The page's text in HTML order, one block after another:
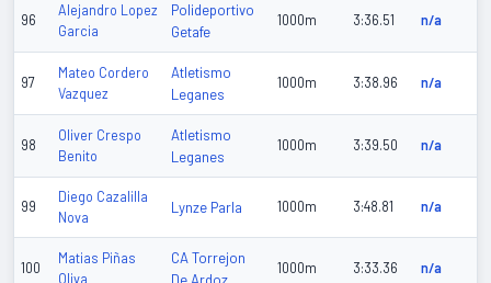
96
Alejandro Lopez
Garcia
Polideportivo
Getafe
1000m 3:36.51 n/a
97
Mateo Cordero
Vazquez
Atletismo
Leganes
1000m 3:38.96 n/a
98
Oliver Crespo
Benito
Atletismo
Leganes
1000m 3:39.50 n/a
99
Diego Cazalilla
Nova
Lynze Parla 1000m 3:48.81 n/a
100
Matias Piñas
Oliva
CA Torrejon
1000m 3:33.36 n/a